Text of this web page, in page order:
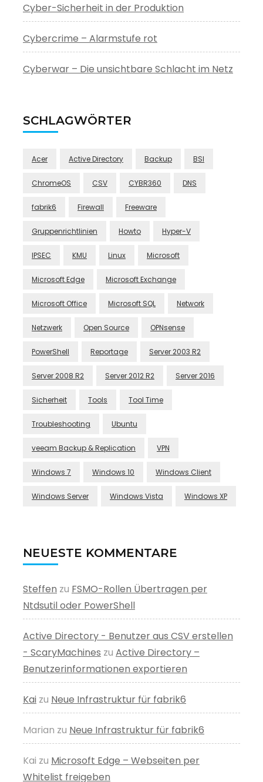
Cyber-Sicherheit in der Produktion
Cybercrime – Alarmstufe rot
Cyberwar – Die unsichtbare Schlacht im Netz
SCHLAGWÖRTER
Acer Active Directory Backup BSI
ChromeOS CSV CYBR360 DNS
fabrik6 Firewall Freeware
Gruppenrichtlinien Howto Hyper-V
IPSEC KMU Linux Microsoft
Microsoft Edge Microsoft Exchange
Microsoft Office Microsoft SQL Network
Netzwerk Open Source OPNsense
PowerShell Reportage Server 2003 R2
Server 2008 R2 Server 2012 R2 Server 2016
Sicherheit Tools Tool Time
Troubleshooting Ubuntu
veeam Backup & Replication VPN
Windows 7 Windows 10 Windows Client
Windows Server Windows Vista Windows XP
NEUESTE KOMMENTARE
Steffen zu FSMO-Rollen Übertragen per
Ntdsutil oder PowerShell
Active Directory - Benutzer aus CSV erstellen
- ScaryMachines zu Active Directory –
Benutzerinformationen exportieren
Kai zu Neue Infrastruktur für fabrik6
Marian zu Neue Infrastruktur für fabrik6
Kai zu Microsoft Edge – Webseiten per
Whitelist freigeben